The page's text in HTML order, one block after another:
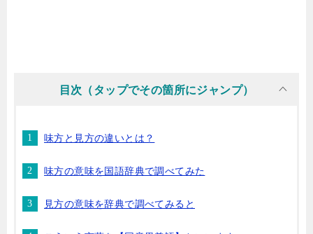
目次（タップでその箇所にジャンプ）
味方と見方の違いとは？
味方の意味を国語辞典で調べてみた
見方の意味を辞典で調べてみると